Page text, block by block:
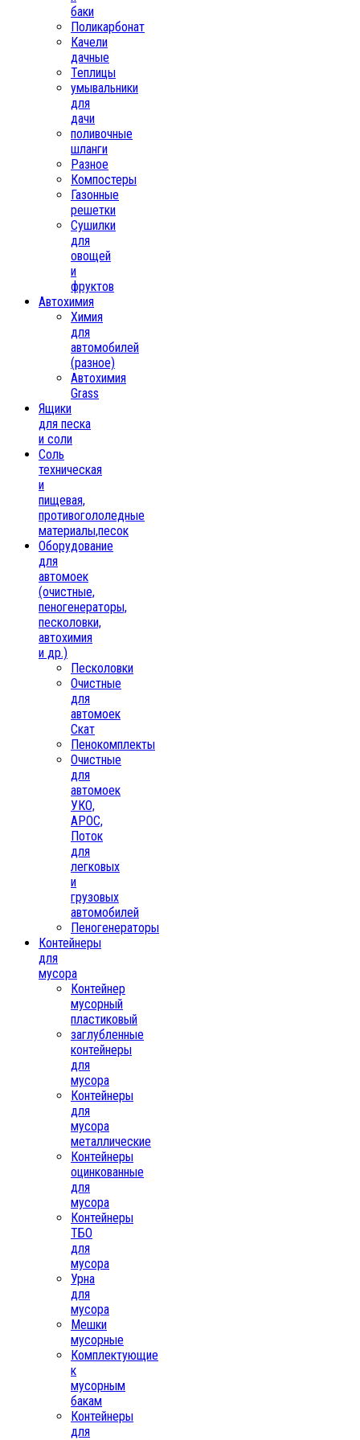
баки
Поликарбонат
Качели
дачные
Теплицы
умывальники
для
дачи
поливочные
шланги
Разное
Компостеры
Газонные
решетки
Сушилки
для
овощей
и
фруктов
Автохимия
Химия
для
автомобилей
(разное)
Автохимия
Grass
Ящики
для песка
и соли
Соль
техническая
и
пищевая,
противогололедные
материалы,песок
Oборудование
для
автомоек
(очистные,
пеногенераторы,
песколовки,
автохимия
и др.)
Песколовки
Очистные
для
автомоек
Скат
Пенокомплекты
Очистные
для
автомоек
УКО,
АРОС,
Поток
для
легковых
и
грузовых
автомобилей
Пеногенераторы
Контейнеры
для
мусора
Контейнер
мусорный
пластиковый
заглубленные
контейнеры
для
мусора
Контейнеры
для
мусора
металлические
Контейнеры
оцинкованные
для
мусора
Контейнеры
ТБО
для
мусора
Урна
для
мусора
Мешки
мусорные
Комплектующие
к
мусорным
бакам
Контейнеры
для